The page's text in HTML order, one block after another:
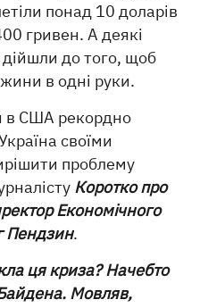
понад 10 доларів
гривен. А деякі
до того, щоб
в одні руки.
в США рекордно
своїми
проблему
Коротко про
Економічного
Пендзин.
ця криза? Начебто
Мовляв,